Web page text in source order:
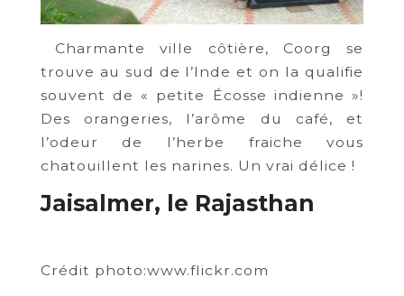
Charmante ville côtière, Coorg se
trouve au sud de l’Inde et on la qualifie
souvent de « petite Écosse indienne »!
Des orangeries, l’arôme du café, et
l’odeur de l’herbe fraiche vous
chatouillent les narines. Un vrai délice !
Jaisalmer, le Rajasthan
Crédit photo:www.flickr.com